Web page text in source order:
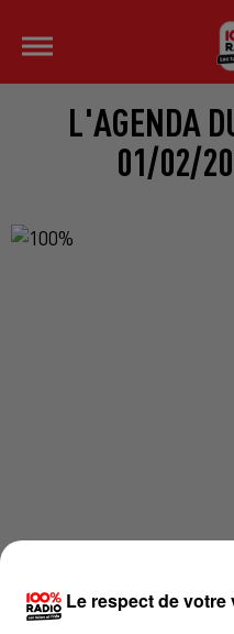
L'AGENDA
01/02/
Le respect de